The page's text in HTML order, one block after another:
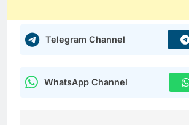
Telegram Channel
WhatsApp Channel